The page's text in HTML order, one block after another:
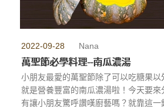
2022-09-28 Nana
萬聖節必學料理--南瓜濃湯
小朋友最愛的萬聖節除了可以吃糖果
就是營養豐富的南瓜濃湯啦！今天要
有讓小朋友驚呼讚嘆廚藝嗎？就靠這一